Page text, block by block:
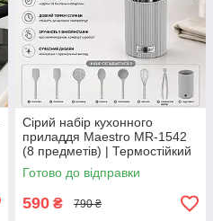
Сірий набір кухонного
приладдя Maestro MR-1542
(8 предметів) | Термостійкий
силікон для антипригарного
посуду та ручки Soft-t
Готово до відправки
590 ₴ 790 ₴